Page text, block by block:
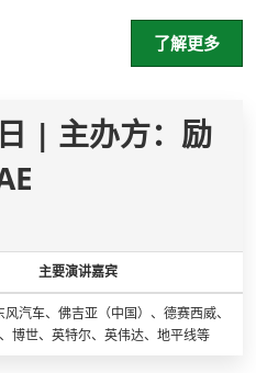
了解更多
| 主办方：励
主要演讲嘉宾
汽车、佛吉亚（中国）、德赛西威、
博世、英特尔、英伟达、地平线等